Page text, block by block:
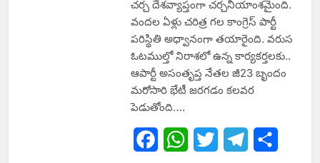
చర్చ దేశవ్యాప్తంగా చర్చనీయాంశమైంది.
వందల ఏళ్లు చరిత్ర గల కాంగ్రెస్ పార్టీ
పరిస్థితి అధ్వానంగా తయారైంది. వరుస
ఓటముల్తో నిరాశలో ఉన్న కార్యకర్తలకు..
ఆపార్టీ అసంతృప్త నేతల జీ23 బృందం
మరోసారి భేటీ జరగడం కలవర
పెడుతోంది….
FacebookWhatsApp
Twitter Telegram